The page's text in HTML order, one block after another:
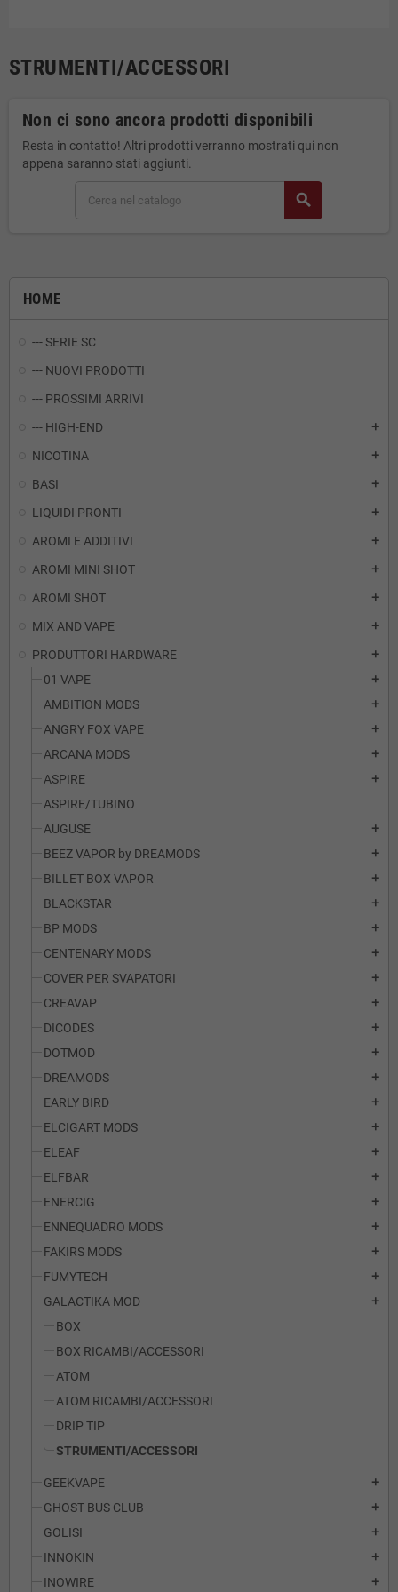
HOME
--- SERIE SC
--- NUOVI PRODOTTI
--- PROSSIMI ARRIVI
--- HIGH-END
add
NICOTINA add
BASI add
LIQUIDI PRONTI add
AROMI E ADDITIVI add
AROMI MINI SHOT add
AROMI SHOT add
MIX AND VAPE add
PRODUTTORI HARDWARE add
01 VAPE add
AMBITION MODS add
ANGRY FOX VAPE add
ARCANA MODS add
ASPIRE add
ASPIRE/TUBINO
AUGUSE
add
BEEZ VAPOR by DREAMODS add
BILLET BOX VAPOR add
BLACKSTAR add
BP MODS add
CENTENARY MODS add
COVER PER SVAPATORI add
CREAVAP add
DICODES add
DOTMOD add
DREAMODS add
EARLY BIRD add
ELCIGART MODS add
ELEAF add
ELFBAR add
ENERCIG add
ENNEQUADRO MODS add
FAKIRS MODS add
FUMYTECH add
GALACTIKA MOD add
BOX
BOX RICAMBI/ACCESSORI
ATOM
ATOM RICAMBI/ACCESSORI
DRIP TIP
STRUMENTI/ACCESSORI
GEEKVAPE add
GHOST BUS CLUB add
GOLISI add
INNOKIN add
INOWIRE add
STRUMENTI/ACCESSORI
Non ci sono ancora prodotti disponibili
Resta in contatto! Altri prodotti verranno mostrati qui non
appena saranno stati aggiunti.
search